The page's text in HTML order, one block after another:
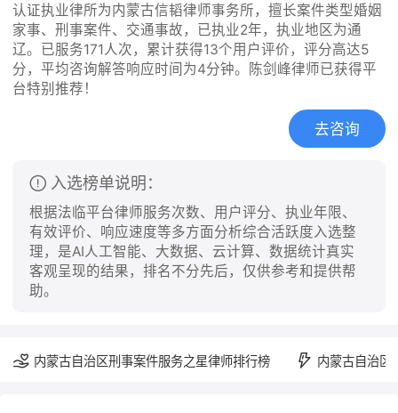
认证执业律所为内蒙古信韬律师事务所，擅长案件类型婚姻
家事、刑事案件、交通事故，已执业2年，执业地区为通
辽。已服务171人次，累计获得13个用户评价，评分高达5
分，平均咨询解答响应时间为4分钟。陈剑峰律师已获得平
台特别推荐！
去咨询
入选榜单说明：
根据法临平台律师服务次数、用户评分、执业年限、
有效评价、响应速度等多方面分析综合活跃度入选整
理，是AI人工智能、大数据、云计算、数据统计真实
客观呈现的结果，排名不分先后，仅供参考和提供帮
助。
内蒙古自治区刑事案件服务之星律师排行榜 内蒙古自治区